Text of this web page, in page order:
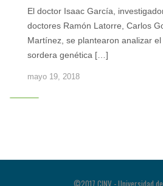
El doctor Isaac García,
doctores Ramón Latorre, Carlos
Martínez, se plantearon analizar
sordera genética […]
mayo 19, 2018
Posts
navigation
2
©2017 CINV - Universidad